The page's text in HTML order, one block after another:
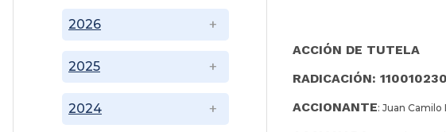
2024
2025
2026 Abril
ACCIÓN DE TUTELA
RADICACIÓN:
ACCIONANTE: Juan